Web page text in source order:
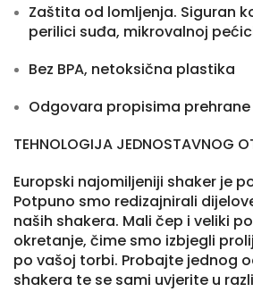
Zaštita od lomljenja. Siguran
perilici suđa, mikrovalnoj
Bez BPA, netoksična plastika
Odgovara propisima prehrane
TEHNOLOGIJA JEDNOSTAVNOG
Europski najomiljeniji shaker je
Potpuno smo redizajnirali
naših shakera. Mali čep i veliki
okretanje, čime smo izbjegli
po vašoj torbi. Probajte jednog
shakera te se sami uvjerite u